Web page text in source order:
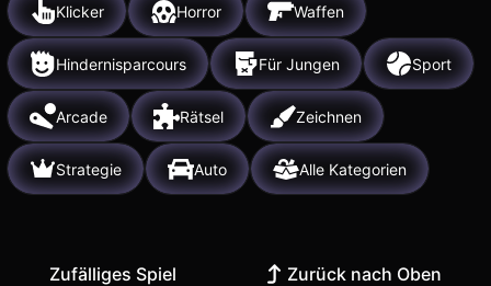
Klicker Horror Waffen
Hindernisparcours Für Jungen Sport
Arcade Rätsel Zeichnen
Strategie Auto Alle Kategorien
Zufälliges Spiel Zurück nach Oben